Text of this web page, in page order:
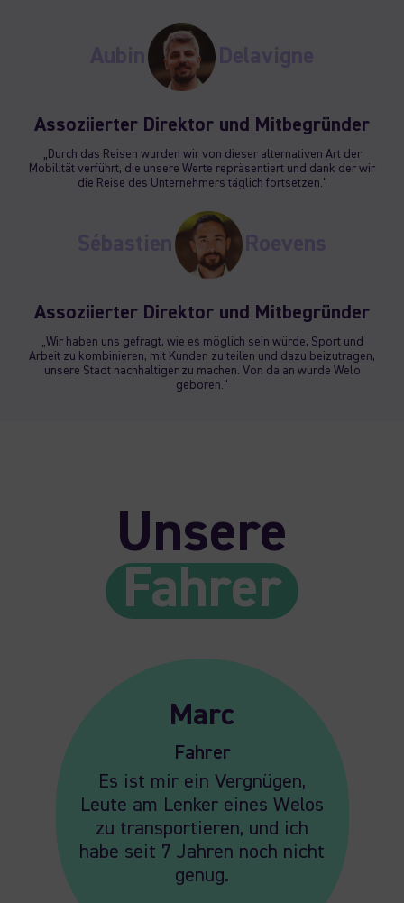
Assoziierter Direktor und Mitbegründer
„Durch das Reisen wurden wir von dieser alternativen Art der
Mobilität verführt, die unsere Werte repräsentiert und dank der wir
die Reise des Unternehmers täglich fortsetzen.“
Assoziierter Direktor und Mitbegründer
„Wir haben uns gefragt, wie es möglich sein würde, Sport und
Arbeit zu kombinieren, mit Kunden zu teilen und dazu beizutragen,
unsere Stadt nachhaltiger zu machen. Von da an wurde Welo
geboren.“
Unsere
Fahrer
Marc
Fahrer
Es ist mir ein Vergnügen,
Leute am Lenker eines Welos
zu transportieren, und ich
habe seit 7 Jahren noch nicht
genug.